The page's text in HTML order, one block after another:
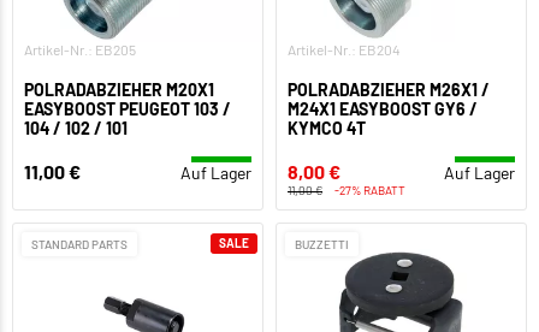
Artikel-Nr.: EB205
POLRADABZIEHER M20X1
EASYBOOST PEUGEOT 103 /
104 / 102 / 101
11,00 € Auf Lager
Artikel-Nr.: EB204
POLRADABZIEHER M26X1 /
M24X1 EASYBOOST GY6 /
KYMCO 4T
8,00 € Auf Lager
11,00 € -27% RABATT
STANDARD PARTS SALE BUZZETTI